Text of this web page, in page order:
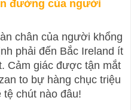
chân của người khổng
phải đến Bắc Ireland ít
Cảm giác được tận mắt
to bự hàng chục triệu
tệ chút nào đâu!